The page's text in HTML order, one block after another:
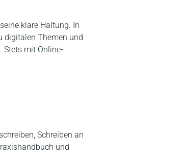
klare Haltung. In
digitalen Themen und
Stets mit Online-
Schreiben an
und